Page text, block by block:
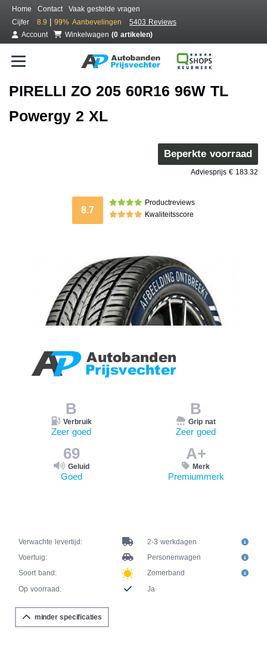
Home Contact
Vaak gestelde vragen
Cijfer
8.9 | 99% Aanbevelingen
5403 Reviews
Account
Winkelwagen (0 artikelen)
PIRELLI ZO 205 60R16 96W TL
Powergy 2 XL
Beperkte voorraad
Adviesprijs € 183.32
8.7
Productreviews
Kwaliteitsscore
B
Verbruik
Zeer goed
B
Grip nat
Zeer goed
69
Geluid
Goed
A+
Merk
Premiummerk
Verwachte levertijd:
2-3 werkdagen
Voertuig:
Personenwagen
Soort band:
Zomerband
Op voorraad:
Ja
minder specificaties